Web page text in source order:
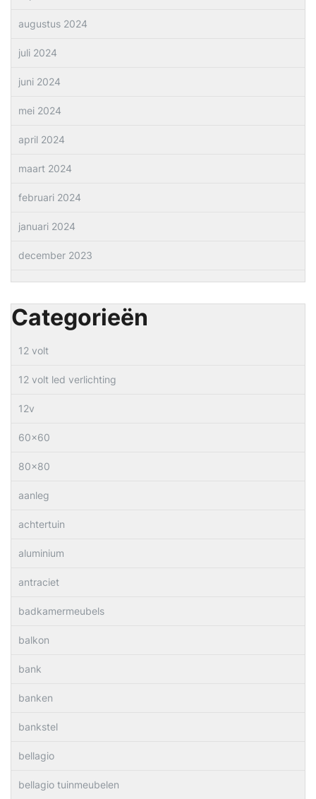
augustus 2024
juli 2024
juni 2024
mei 2024
april 2024
maart 2024
februari 2024
januari 2024
december 2023
Categorieën
12 volt
12 volt led verlichting
12v
60×60
80×80
aanleg
achtertuin
aluminium
antraciet
badkamermeubels
balkon
bank
banken
bankstel
bellagio
bellagio tuinmeubelen